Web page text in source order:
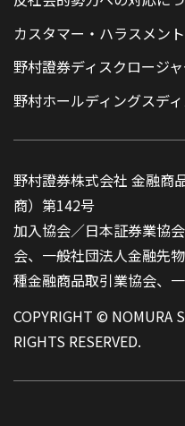
カスタマー・ハラスメン
野村證券ディスクロージ
野村ホールディングスデ
野村證券株式会社 金融商
商）第142号
加入協会／日本証券業協
会、一般社団法人金融先
種金融商品取引業協会、
COPYRIGHT © NOMURA
RIGHTS RESERVED.